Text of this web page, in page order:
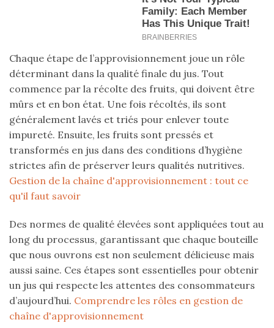
Chaque étape de l’approvisionnement joue un rôle
déterminant dans la qualité finale du jus. Tout
commence par la récolte des fruits, qui doivent être
mûrs et en bon état. Une fois récoltés, ils sont
généralement lavés et triés pour enlever toute
impureté. Ensuite, les fruits sont pressés et
transformés en jus dans des conditions d’hygiène
strictes afin de préserver leurs qualités nutritives.
Gestion de la chaîne d'approvisionnement : tout ce
qu'il faut savoir
Des normes de qualité élevées sont appliquées tout au
long du processus, garantissant que chaque bouteille
que nous ouvrons est non seulement délicieuse mais
aussi saine. Ces étapes sont essentielles pour obtenir
un jus qui respecte les attentes des consommateurs
d’aujourd’hui. Comprendre les rôles en gestion de
chaîne d'approvisionnement